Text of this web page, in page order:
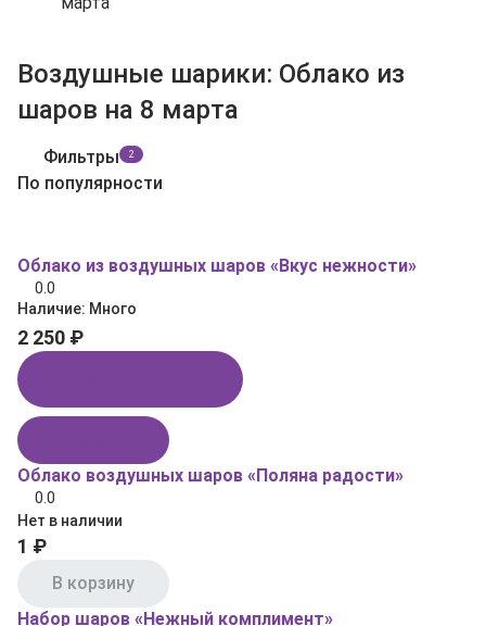
Воздушные шарики: Облако из
шаров на 8 марта
Фильтры 2
По популярности
Облако из воздушных шаров «Вкус нежности»
0.0
Наличие: Много
2 250 ₽
Облако воздушных шаров «Поляна радости»
0.0
Нет в наличии
1 ₽
В корзину
Набор шаров «Нежный комплимент»